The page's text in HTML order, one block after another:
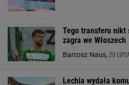
Tego transferu nikt
zagra we Włoszech
Bartosz Naus, 29
Lechia wydała